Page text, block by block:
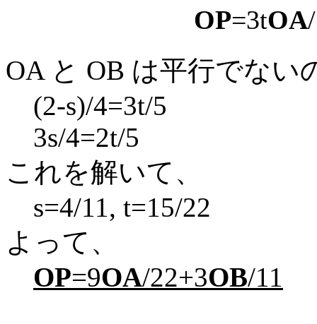
OP=3tOA
OA と OB は平行でない
(2-s)/4=3t/5
3s/4=2t/5
これを解いて、
s=4/11, t=15/22
よって、
OP=9OA/22+3OB/11